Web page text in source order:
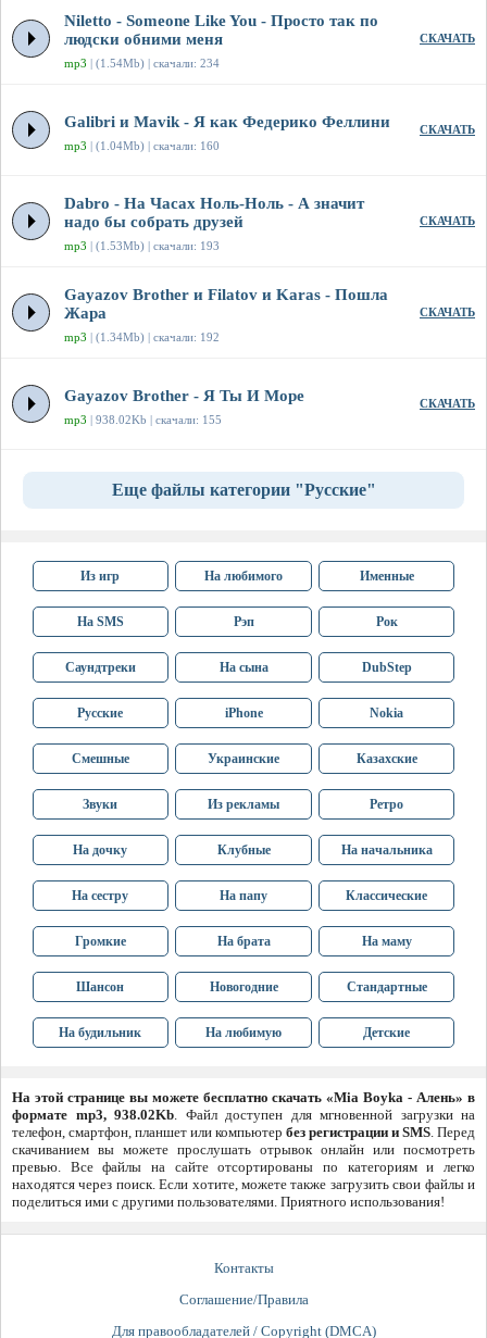
Niletto - Someone Like You - Просто так по
людски обними меня
mp3 | (1.54Mb) | скачали: 234
СКАЧАТЬ
Galibri и Mavik - Я как Федерико Феллини
mp3 | (1.04Mb) | скачали: 160
СКАЧАТЬ
Dabro - На Часах Ноль-Ноль - А значит
надо бы собрать друзей
mp3 | (1.53Mb) | скачали: 193
СКАЧАТЬ
Gayazov Brother и Filatov и Karas - Пошла
Жара
mp3 | (1.34Mb) | скачали: 192
СКАЧАТЬ
Gayazov Brother - Я Ты И Море
mp3 | 938.02Kb | скачали: 155
СКАЧАТЬ
Еще файлы категории "Русские"
Из игр На любимого Именные
На SMS Рэп Рок
Саундтреки На сына DubStep
Русские iPhone Nokia
Смешные Украинские Казахские
Звуки Из рекламы Ретро
На дочку Клубные На начальника
На сестру На папу Классические
Громкие На брата На маму
Шансон Новогодние Стандартные
На будильник На любимую Детские
На этой странице вы можете бесплатно скачать «Mia Boyka - Алень» в
формате mp3, 938.02Kb. Файл доступен для мгновенной загрузки на
телефон, смартфон, планшет или компьютер без регистрации и SMS. Перед
скачиванием вы можете прослушать отрывок онлайн или посмотреть
превью. Все файлы на сайте отсортированы по категориям и легко
находятся через поиск. Если хотите, можете также загрузить свои файлы и
поделиться ими с другими пользователями. Приятного использования!
Контакты
Соглашение/Правила
Для правообладателей / Copyright (DMCA)